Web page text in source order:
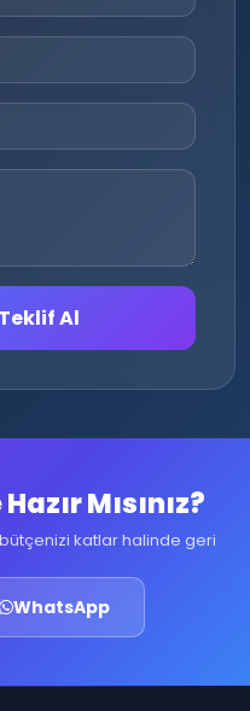
Al
Mısınız?
katlar halinde geri
WhatsApp